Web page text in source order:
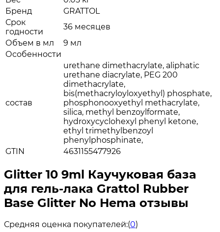
Бренд
GRATTOL
Срок
годности
36 месяцев
Объем в мл
9 мл
Особенности
состав
urethane dimethacrylate, aliphatic
urethane diacrylate, PEG 200
dimethacrylate,
bis(methacryloyloxyethyl) phosphate,
phosphonooxyethyl methacrylate,
silica, methyl benzoylformate,
hydroxycyclohexyl phenyl ketone,
ethyl trimethylbenzoyl
phenylphosphinate,
GTIN
4631155477926
Glitter 10 9ml Каучуковая база
для гель-лака Grattol Rubber
Base Glitter No Hema отзывы
Средняя оценка покупателей:(0)